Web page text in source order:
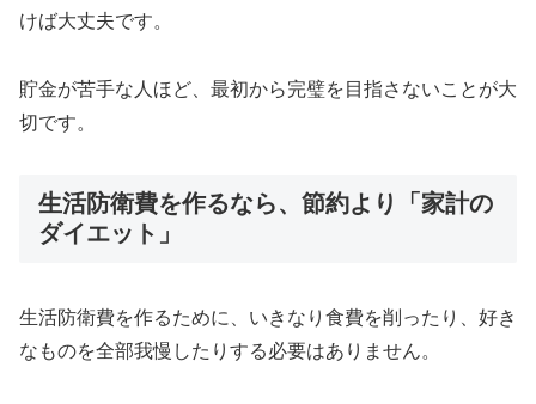
けば大丈夫です。
貯金が苦手な人ほど、最初から完璧を目指さないことが大
切です。
生活防衛費を作るなら、節約より「家計の
ダイエット」
生活防衛費を作るために、いきなり食費を削ったり、好き
なものを全部我慢したりする必要はありません。